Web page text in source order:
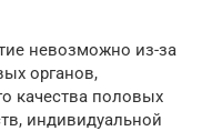
невозможно из-за
органов,
качества половых
индивидуальной